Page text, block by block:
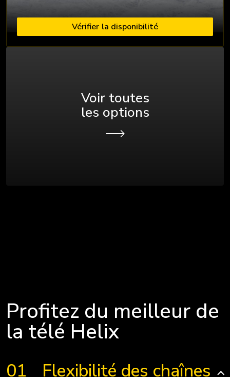
Vérifier la disponibilité
Voir toutes
les options
Profitez du meilleur de
la télé Helix
Flexibilité des chaînes